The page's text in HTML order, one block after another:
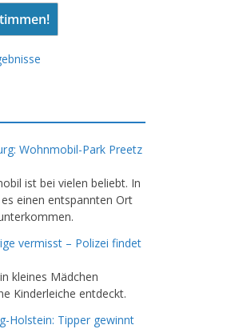
Wohnmobil-Park Preetz
ist bei vielen beliebt. In
einen entspannten Ort
vermisst – Polizei findet
kleines Mädchen
Kinderleiche entdeckt.
Holstein: Tipper gewinnt